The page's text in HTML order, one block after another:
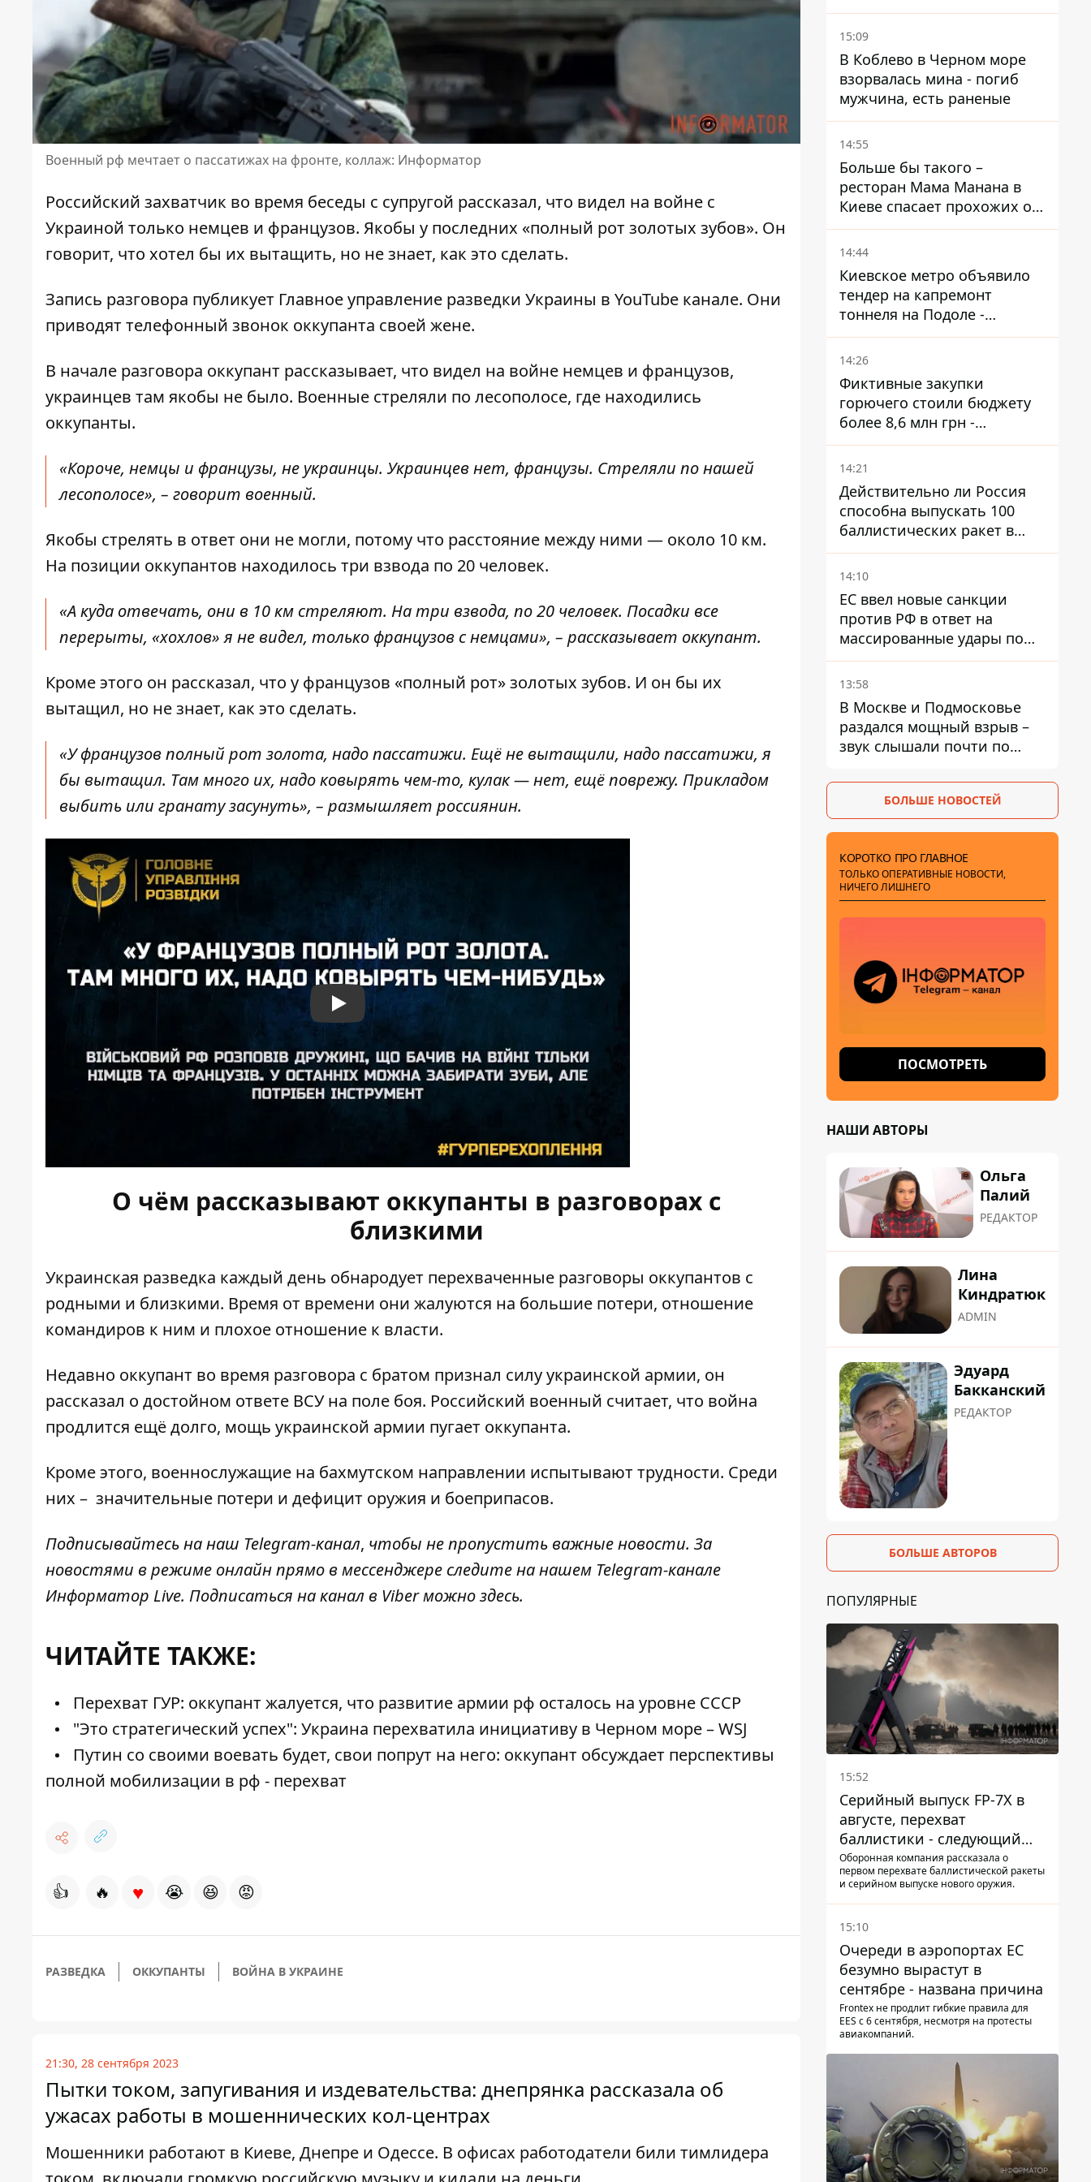
Военный рф мечтает о пассатижах на фронте, коллаж: Информатор
Российский захватчик во время беседы с супругой рассказал, что видел на войне с
Украиной только немцев и французов. Якобы у последних «полный рот золотых зубов». Он
говорит, что хотел бы их вытащить, но не знает, как это сделать.
Запись разговора публикует Главное управление разведки Украины в YouTube канале. Они
приводят телефонный звонок оккупанта своей жене.
В начале разговора оккупант рассказывает, что видел на войне немцев и французов,
украинцев там якобы не было. Военные стреляли по лесополосе, где находились
оккупанты.
«Короче, немцы и французы, не украинцы. Украинцев нет, французы. Стреляли по нашей
лесополосе», – говорит военный.
Якобы стрелять в ответ они не могли, потому что расстояние между ними — около 10 км.
На позиции оккупантов находилось три взвода по 20 человек.
«А куда отвечать, они в 10 км стреляют. На три взвода, по 20 человек. Посадки все
перерыты, «хохлов» я не видел, только французов с немцами», – рассказывает оккупант.
Кроме этого он рассказал, что у французов «полный рот» золотых зубов. И он бы их
вытащил, но не знает, как это сделать.
«У французов полный рот золота, надо пассатижи. Ещё не вытащили, надо пассатижи, я
бы вытащил. Там много их, надо ковырять чем-то, кулак — нет, ещё поврежу. Прикладом
выбить или гранату засунуть», – размышляет россиянин.
Play
О чём рассказывают оккупанты в разговорах с
близкими
Украинская разведка каждый день обнародует перехваченные разговоры оккупантов с
родными и близкими. Время от времени они жалуются на большие потери, отношение
командиров к ним и плохое отношение к власти.
Недавно оккупант во время разговора с братом признал силу украинской армии, он
рассказал о достойном ответе ВСУ на поле боя. Российский военный считает, что война
продлится ещё долго, мощь украинской армии пугает оккупанта.
Кроме этого, военнослужащие на бахмутском направлении испытывают трудности. Среди
них – значительные потери и дефицит оружия и боеприпасов.
Подписывайтесь на наш Telegram-канал, чтобы не пропустить важные новости. За
новостями в режиме онлайн прямо в мессенджере следите на нашем Telegram-канале
Информатор Live. Подписаться на канал в Viber можноздесь.
ЧИТАЙТЕ ТАКЖЕ:
Перехват ГУР: оккупант жалуется, что развитие армии рф осталось на уровне СССР
"Это стратегический успех": Украина перехватила инициативу в Черном море – WSJ
Путин со своими воевать будет, свои попрут на него: оккупант обсуждает перспективы
полной мобилизации в рф - перехват
👍 🔥 ♥ 😭 😆 😡
РАЗВЕДКА ОККУПАНТЫ ВОЙНА В УКРАИНЕ
21:30, 28 сентября 2023
Пытки током, запугивания и издевательства: днепрянка рассказала об
ужасах работы в мошеннических кол-центрах
Мошенники работают в Киеве, Днепре и Одессе. В офисах работодатели били тимлидера
15:09
В Коблево в Черном море
взорвалась мина - погиб
мужчина, есть раненые
14:55
Больше бы такого –
ресторан Мама Манана в
Киеве спасает прохожих от
жары
14:44
Киевское метро объявило
тендер на капремонт
тоннеля на Подоле -
продлится почти два года
14:26
Фиктивные закупки
горючего стоили бюджету
более 8,6 млн грн -
предприятие возместило
убытки
14:21
Действительно ли Россия
способна выпускать 100
баллистических ракет в
месяц и что с этим делать
14:10
ЕС ввел новые санкции
против РФ в ответ на
массированные удары по
Украине - Каллас раскрыла
детали
13:58
В Москве и Подмосковье
раздался мощный взрыв –
звук слышали почти по
БОЛЬШЕ НОВОСТЕЙ
КОРОТКО ПРО ГЛАВНОЕ
ТОЛЬКО ОПЕРАТИВНЫЕ НОВОСТИ,
НИЧЕГО ЛИШНЕГО
ПОСМОТРЕТЬ
НАШИ АВТОРЫ
Ольга
Палий
РЕДАКТОР
Лина
Киндратюк
ADMIN
Эдуард
Бакканский
РЕДАКТОР
БОЛЬШЕ АВТОРОВ
ПОПУЛЯРНЫЕ
15:52
Серийный выпуск FP-7X в
августе, перехват
баллистики - следующий
этап - Fire Point
конкретизировало планы
Оборонная компания рассказала о
первом перехвате баллистической ракеты
и серийном выпуске нового оружия.
15:10
Очереди в аэропортах ЕС
безумно вырастут в
сентябре - названа причина
Frontex не продлит гибкие правила для
EES с 6 сентября, несмотря на протесты
авиакомпаний.